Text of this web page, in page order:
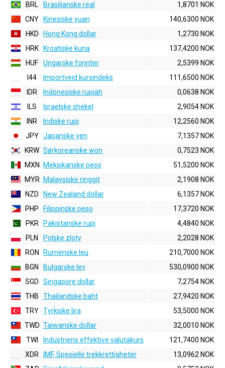
BRL
Brasilianske real
1,8701 NOK
CNY
Kinesiske yuan
140,6300 NOK
HKD
Hong Kong dollar
1,2730 NOK
HRK
Kroatiske kuna
137,4200 NOK
HUF
Ungarske forinter
2,5399 NOK
I44
Importveid kursindeks
111,6500 NOK
IDR
Indonesiske rupiah
0,0638 NOK
ILS
Israelske shekel
2,9054 NOK
INR
Indiske rupi
12,2560 NOK
JPY Japanske yen
7,1357 NOK
KRW Sørkoreanske won
0,7523 NOK
MXN
Meksikanske peso
51,5200 NOK
MYR
Malaysiske ringgit
2,1908 NOK
NZD
New Zealand dollar
6,1357 NOK
PHP
Filippinske peso
17,3720 NOK
PKR
Pakistanske rupi
4,4840 NOK
PLN
Polske zloty
2,2028 NOK
RON
Rumenske leu
210,7000 NOK
BGN
Bulgarske lev
530,0900 NOK
SGD
Singapore dollar
7,2754 NOK
THB
Thailandske baht
27,9420 NOK
TRY Tyrkiske lira
53,5000 NOK
TWD Taiwanske dollar
32,0010 NOK
TWI
Industriens effektive valutakurs
121,7400 NOK
XDR
IMF, Spesielle trekkrettigheter
13,0962 NOK